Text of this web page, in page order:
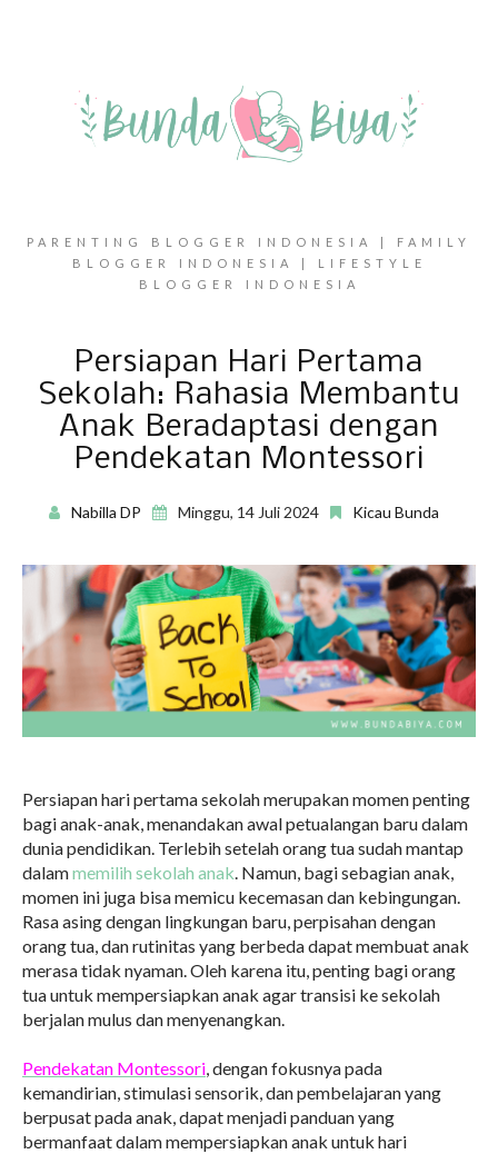
PARENTING BLOGGER INDONESIA | FAMILY
BLOGGER INDONESIA | LIFESTYLE
BLOGGER INDONESIA
Persiapan Hari Pertama
Sekolah: Rahasia Membantu
Anak Beradaptasi dengan
Pendekatan Montessori
Nabilla DP Minggu, 14 Juli 2024 Kicau Bunda
Persiapan hari pertama sekolah merupakan momen penting
bagi anak-anak, menandakan awal petualangan baru dalam
dunia pendidikan. Terlebih setelah orang tua sudah mantap
dalammemilih sekolah anak. Namun, bagi sebagian anak,
momen ini juga bisa memicu kecemasan dan kebingungan.
Rasa asing dengan lingkungan baru, perpisahan dengan
orang tua, dan rutinitas yang berbeda dapat membuat anak
merasa tidak nyaman. Oleh karena itu, penting bagi orang
tua untuk mempersiapkan anak agar transisi ke sekolah
berjalan mulus dan menyenangkan.
Pendekatan Montessori, dengan fokusnya pada
kemandirian, stimulasi sensorik, dan pembelajaran yang
berpusat pada anak, dapat menjadi panduan yang
bermanfaat dalam mempersiapkan anak untuk hari